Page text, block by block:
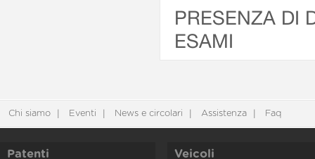
PRESENZA DI
ESAMI
Chi siamo Eventi News e circolari Assistenza Faq
Patenti Veicoli